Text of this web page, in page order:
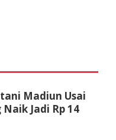
Madiun Usai
Jadi Rp 14